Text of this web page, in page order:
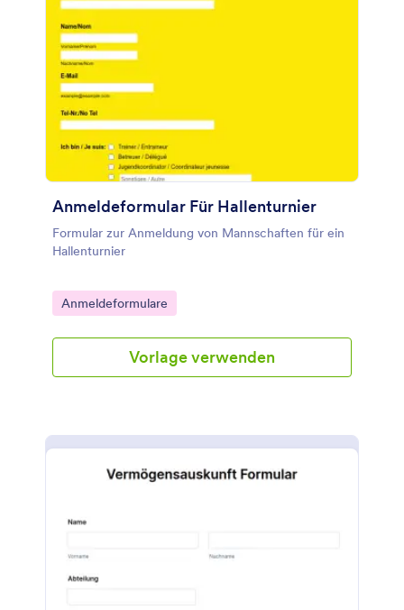
Ihre Website einbetten oder als eigenständiges
Formular verwenden.
Anmeldeformular Für Hallenturnier
Formular zur Anmeldung von Mannschaften für ein
Hallenturnier
Go to Category:
Anmeldeformulare
Vorlage verwenden